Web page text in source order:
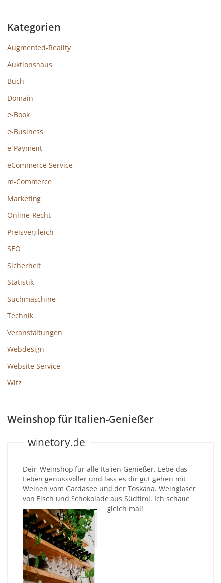
Kategorien
Augmented-Reality
Auktionshaus
Buch
Domain
e-Book
e-Business
e-Payment
eCommerce Service
m-Commerce
Marketing
Online-Recht
Preisvergleich
SEO
Sicherheit
Statistik
Suchmaschine
Technik
Veranstaltungen
Webdesign
Website-Service
Witz
Weinshop für Italien-Genießer
winetory.de
Dein Weinshop für alle Italien Genießer. Lebe das
Leben genussvoller und lass es dir gut gehen mit
Weinen vom Gardasee und der Toskana. Weingläser
von Eisch und Schokolade aus Südtirol. Ich schaue
gleich mal!